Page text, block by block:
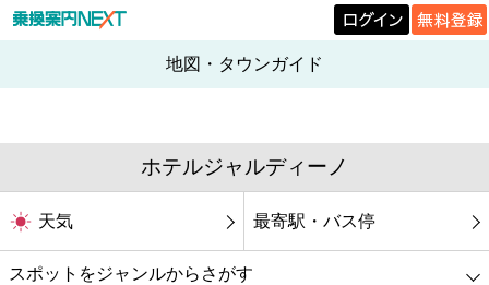
地図・タウンガイド
ホテルジャルディーノ
天気 最寄駅・バス停
スポットをジャンルからさがす